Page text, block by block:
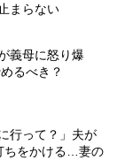
まらない
義母に怒り爆
るべき？
行って？」夫が
ちをかける…妻の